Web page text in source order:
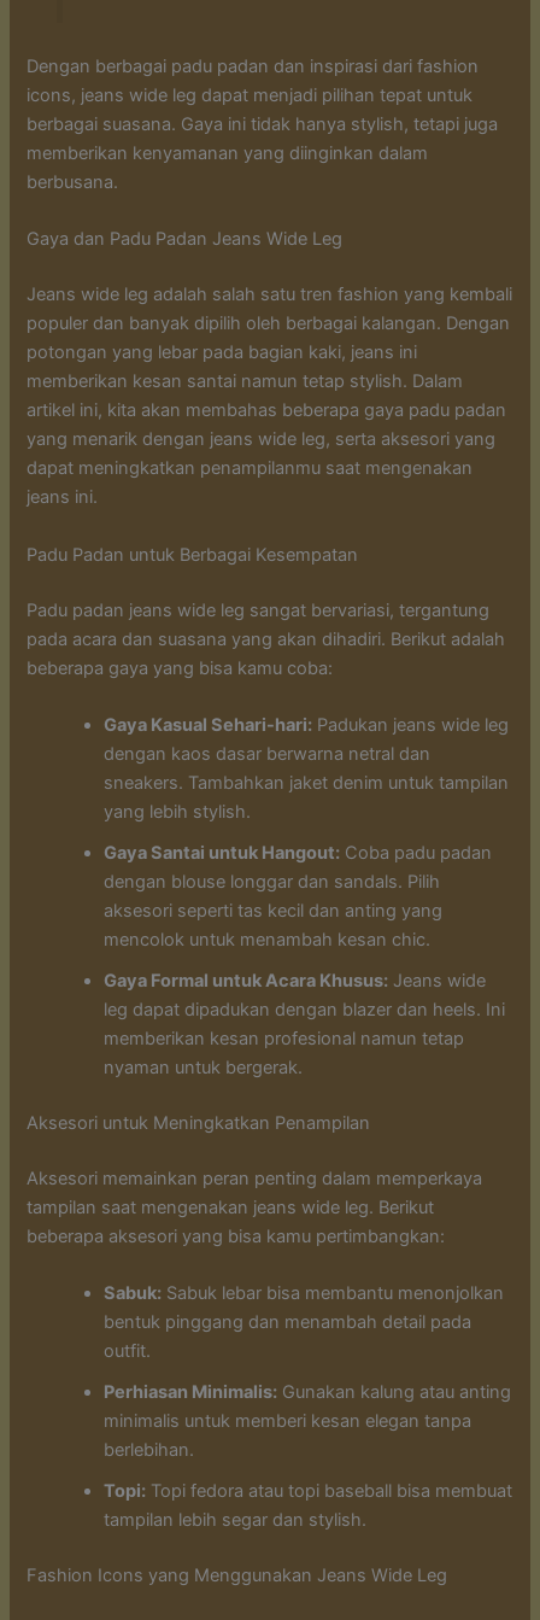
Dengan berbagai padu padan dan inspirasi dari fashion
icons, jeans wide leg dapat menjadi pilihan tepat untuk
berbagai suasana. Gaya ini tidak hanya stylish, tetapi juga
memberikan kenyamanan yang diinginkan dalam
berbusana.
Gaya dan Padu Padan Jeans Wide Leg
Jeans wide leg adalah salah satu tren fashion yang kembali
populer dan banyak dipilih oleh berbagai kalangan. Dengan
potongan yang lebar pada bagian kaki, jeans ini
memberikan kesan santai namun tetap stylish. Dalam
artikel ini, kita akan membahas beberapa gaya padu padan
yang menarik dengan jeans wide leg, serta aksesori yang
dapat meningkatkan penampilanmu saat mengenakan
jeans ini.
Padu Padan untuk Berbagai Kesempatan
Padu padan jeans wide leg sangat bervariasi, tergantung
pada acara dan suasana yang akan dihadiri. Berikut adalah
beberapa gaya yang bisa kamu coba:
Gaya Kasual Sehari-hari: Padukan jeans wide leg
dengan kaos dasar berwarna netral dan
sneakers. Tambahkan jaket denim untuk tampilan
yang lebih stylish.
Gaya Santai untuk Hangout: Coba padu padan
dengan blouse longgar dan sandals. Pilih
aksesori seperti tas kecil dan anting yang
mencolok untuk menambah kesan chic.
Gaya Formal untuk Acara Khusus: Jeans wide
leg dapat dipadukan dengan blazer dan heels. Ini
memberikan kesan profesional namun tetap
nyaman untuk bergerak.
Aksesori untuk Meningkatkan Penampilan
Aksesori memainkan peran penting dalam memperkaya
tampilan saat mengenakan jeans wide leg. Berikut
beberapa aksesori yang bisa kamu pertimbangkan:
Sabuk: Sabuk lebar bisa membantu menonjolkan
bentuk pinggang dan menambah detail pada
outfit.
Perhiasan Minimalis: Gunakan kalung atau anting
minimalis untuk memberi kesan elegan tanpa
berlebihan.
Topi: Topi fedora atau topi baseball bisa membuat
tampilan lebih segar dan stylish.
Fashion Icons yang Menggunakan Jeans Wide Leg